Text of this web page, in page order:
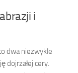
i
dwa niezwykle
dojrzałej cery.